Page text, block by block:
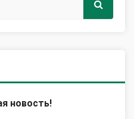
новость!